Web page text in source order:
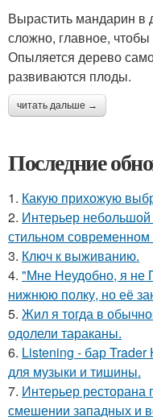
Вырастить мандарин в
сложно, главное,
Опыляется дерево
развиваются плоды.
читать дальше →
Последние
1. Какую прихожую
2. Интерьер небольшой
стильном современном
3. Ключ к выживанию.
4. "Мне Неудобно, я не
нижнюю полку, но её
5. Жил я тогда в
одолели тараканы.
6. Listening - бар Trader
для музыки и тишины.
7. Интерьер ресторана
смешении западных и